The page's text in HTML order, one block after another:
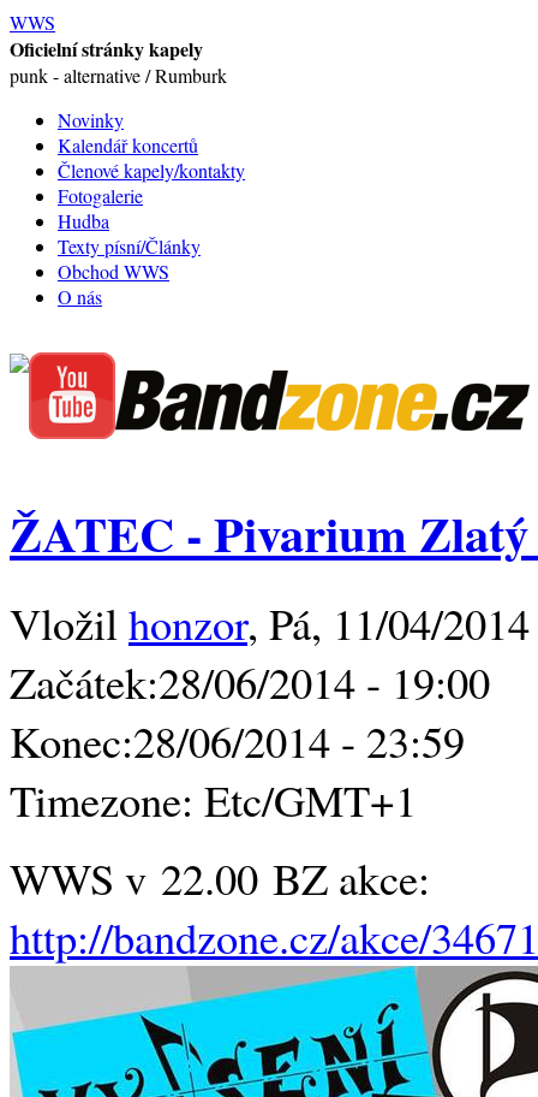
WWS
Oficielní stránky kapely
punk - alternative / Rumburk
Novinky
Kalendář koncertů
Členové kapely/kontakty
Fotogalerie
Hudba
Texty písní/Články
Obchod WWS
O nás
ŽATEC - Pivarium
Vložilhonzor, Pá, 11/04/
Začátek:28/06/2014 - 19:00
Konec:28/06/2014 - 23:59
Timezone: Etc/GMT+1
WWS v 22.00 BZ akce:
http://bandzone.cz/akce/